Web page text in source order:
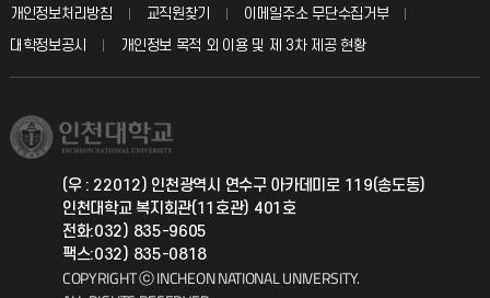
입학안내
취업정보(학생)
칭찬마당
학생서비스 지킴이
총동문회
교육혁신본부
국제지원과
공자아카데미
기초교육원
개인정보처리방침 교직원찾기
이메일주소 무단수집거부
대학정보공시
개인정보 목적 외 이용 및 제 3차 제공 현황
(우 : 22012) 인천광역시 연수구 아카데미로 119(송도동)
인천대학교 복지회관(11호관) 401호
전화:032) 835-9605
팩스:032) 835-0818
COPYRIGHT ⓒ INCHEON NATIONAL UNIVERSITY.